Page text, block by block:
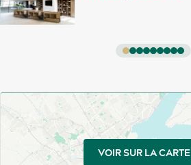
VOIR SUR LA CARTE